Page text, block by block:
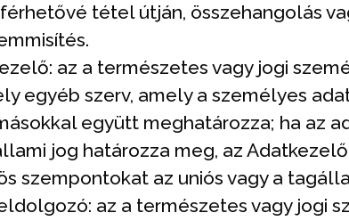
tétel útján, összehangolás
az a természetes vagy jogi
egyéb szerv, amely a személyes
együtt meghatározza; ha az
jog határozza meg, az
szempontokat az uniós vagy a
az a természetes vagy jogi